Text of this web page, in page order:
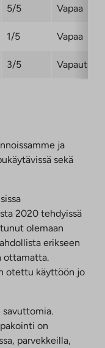
5/5 Vapaa
1/5 Vapaa
3/5
ja
sekä
2020 tehdyissä
olemaan
erikseen
ottamatta.
otettu käyttöön jo
savuttomia.
on
parvekkeilla,